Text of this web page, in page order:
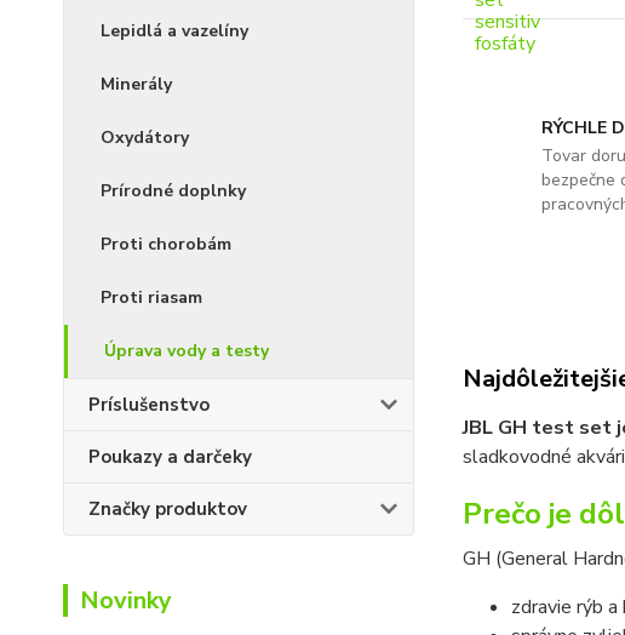
Lepidlá a vazelíny
Minerály
Oxydátory
Prírodné doplnky
Proti chorobám
Proti riasam
Úprava vody a testy
Príslušenstvo
Poukazy a darčeky
Značky produktov
Novinky
RÝCHLE
Tovar
bezpečne
JBL GH test set
sladkovodné
Prečo je
GH (General
zdravie rýb